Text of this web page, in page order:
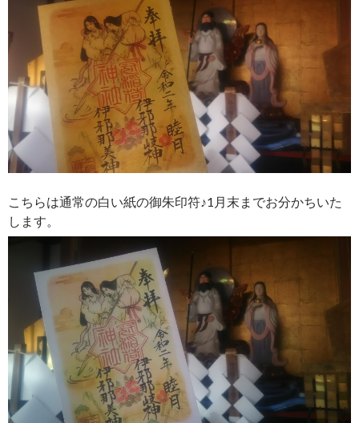
こちらは通常の白い紙の御朱印符♪1月末までお分かちいた
します。